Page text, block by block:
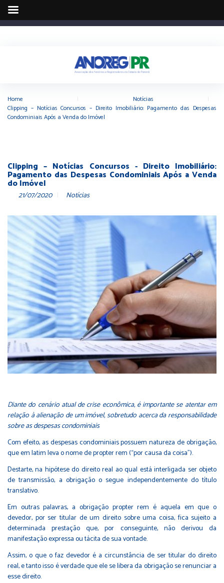
Home Notícias
Clipping – Notícias Concursos – Direito Imobiliário: Pagamento das Despesas
Condominiais Após a Venda do Imóvel
Clipping – Notícias Concursos - Direito Imobiliário:
Pagamento das Despesas Condominiais Após a Venda
do Imóvel
21/07/2020 Notícias
Diante do cenário atual de crise econômica, é importante se atentar em
relação à alienação de um imóvel, sobretudo acerca da responsabilidade
sobre as despesas condominiais
Com efeito, as despesas condominiais possuem natureza de obrigação,
que em latim leva o nome de propter rem (“por causa da coisa”).
Destarte, na hipótese do direito real ao qual está interligada ser objeto
de transmissão, a obrigação o segue independentemente do título
translativo.
Em outras palavras, a obrigação propter rem é aquela em que o
devedor, por ser titular de um direito sobre uma coisa, fica sujeito a
determinada prestação que, por conseguinte, não derivou da
manifestação expressa ou tácita de sua vontade.
Assim, o que o faz devedor é a circunstância de ser titular do direito
real, e tanto isso é verdade que ele se libera da obrigação se renunciar a
esse direito.